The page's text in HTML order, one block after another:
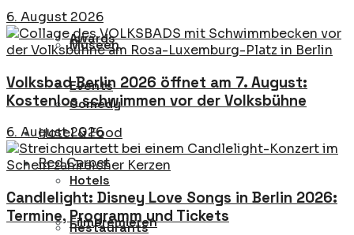
Museen
Comedy
Red Carpet
Filmpremieren
Awards
Events
Hotel & Food
Hotels
Restaurants
6. August 2026
Volksbad Berlin 2026 öffnet am 7. August:
Kostenlos schwimmen vor der Volksbühne
6. August 2026
Candlelight: Disney Love Songs in Berlin 2026:
Termine, Programm und Tickets